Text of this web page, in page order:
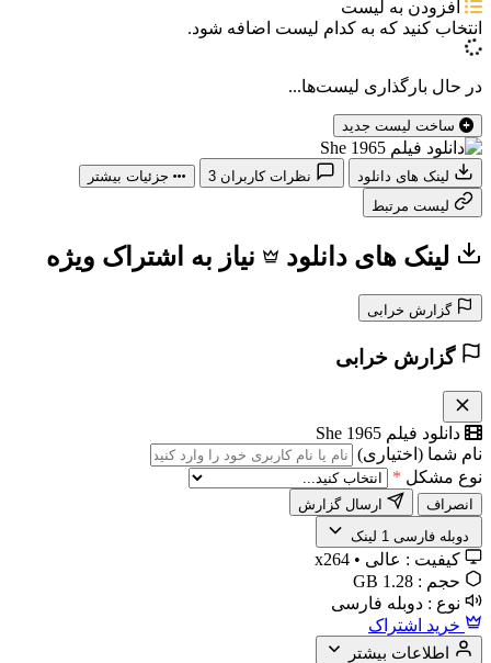
افزودن به لیست
انتخاب کنید که به کدام لیست اضافه شود.
در حال بارگذاری لیست‌ها...
3
جزئیات بیشتر
لینک های دانلود نیاز به اشتراک ویژه
گزارش خرابی
گزارش خرابی
دانلود فیلم She 1965
نام شما (اختیاری)
نوع مشکل *
انصراف
️ دوبله فارسی 1 لینک
کیفیت : عالی • x264
حجم : 1.28 GB
نوع : دوبله فارسی
خرید اشتراک
اطلاعات بیشتر